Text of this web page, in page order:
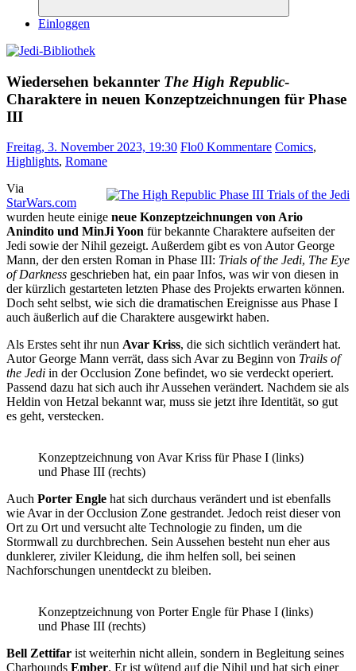
Suchen
Einloggen
Wiedersehen bekannter The High Republic-
Charaktere in neuen Konzeptzeichnungen für Phase
III
Freitag, 3. November 2023, 19:30 Flo0 Kommentare Comics,
Highlights, Romane
Via
StarWars.com
wurden heute einige neue Konzeptzeichnungen von Ario
Anindito und MinJi Yoon für bekannte Charaktere aufseiten der
Jedi sowie der Nihil gezeigt. Außerdem gibt es von Autor George
Mann, der den ersten Roman in Phase III: Trials of the Jedi, The Eye
of Darkness geschrieben hat, ein paar Infos, was wir von diesen in
der kürzlich gestarteten letzten Phase des Projekts erwarten können.
Doch seht selbst, wie sich die dramatischen Ereignisse aus Phase I
auch äußerlich auf die Charaktere ausgewirkt haben.
Als Erstes seht ihr nun Avar Kriss, die sich sichtlich verändert hat.
Autor George Mann verrät, dass sich Avar zu Beginn von Trails of
the Jedi in der Occlusion Zone befindet, wo sie verdeckt operiert.
Passend dazu hat sich auch ihr Aussehen verändert. Nachdem sie als
Heldin von Hetzal bekannt war, muss sie jetzt ihre Identität, so gut
es geht, verstecken.
Konzeptzeichnung von Avar Kriss für Phase I (links)
und Phase III (rechts)
Auch Porter Engle hat sich durchaus verändert und ist ebenfalls
wie Avar in der Occlusion Zone gestrandet. Jedoch reist dieser von
Ort zu Ort und versucht alte Technologie zu finden, um die
Stormwall zu durchbrechen. Sein Aussehen besteht nun eher aus
dunklerer, ziviler Kleidung, die ihm helfen soll, bei seinen
Nachforschungen unentdeckt zu bleiben.
Konzeptzeichnung von Porter Engle für Phase I (links)
und Phase III (rechts)
Bell Zettifar ist weiterhin nicht allein, sondern in Begleitung seines
Charhounds Ember. Er ist wütend auf die Nihil und hat sich einer